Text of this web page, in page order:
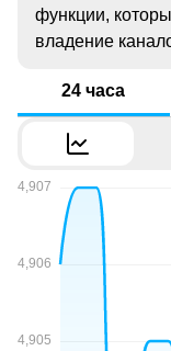
функции,
владение
24 часа